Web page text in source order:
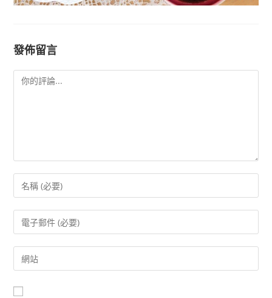
發佈留言